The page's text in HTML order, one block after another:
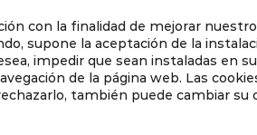
con la finalidad de mejorar
supone la aceptación de la
impedir que sean instaladas en
de la página web. Las
también puede cambiar su
Auditado
Mano